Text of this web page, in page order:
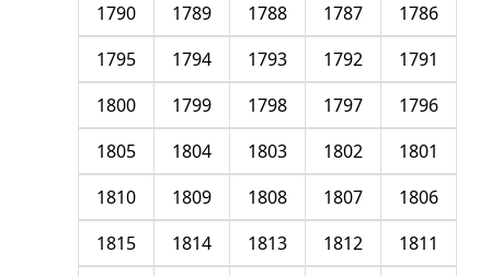
1786
1787
1788
1789
1790
1791
1792
1793
1794
1795
1796
1797
1798
1799
1800
1801
1802
1803
1804
1805
1806
1807
1808
1809
1810
1811
1812
1813
1814
1815